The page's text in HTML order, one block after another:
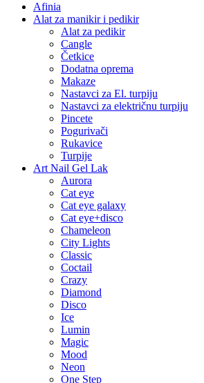
Afinia
Alat za manikir i pedikir
Alat za pedikir
Cangle
Četkice
Dodatna oprema
Makaze
Nastavci za El. turpiju
Nastavci za električnu turpiju
Pincete
Pogurivači
Rukavice
Turpije
Art Nail Gel Lak
Aurora
Cat eye
Cat eye galaxy
Cat eye+disco
Chameleon
City Lights
Classic
Coctail
Crazy
Diamond
Disco
Ice
Lumin
Magic
Mood
Neon
One Step